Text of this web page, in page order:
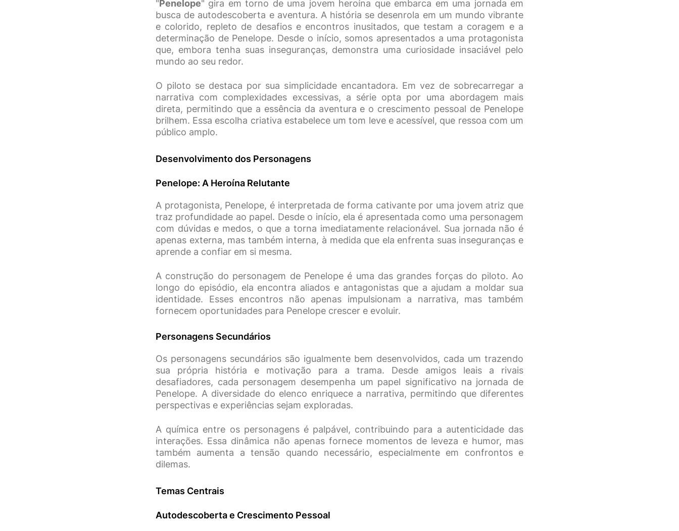
" Penelope" gira em torno de uma jovem heroína que embarca em uma jornada em
busca de autodescoberta e aventura. A história se desenrola em um mundo vibrante
e colorido, repleto de desafios e encontros inusitados, que testam a coragem e a
determinação de Penelope. Desde o início, somos apresentados a uma protagonista
que, embora tenha suas inseguranças, demonstra uma curiosidade insaciável pelo
mundo ao seu redor.
O piloto se destaca por sua simplicidade encantadora. Em vez de sobrecarregar a
narrativa com complexidades excessivas, a série opta por uma abordagem mais
direta, permitindo que a essência da aventura e o crescimento pessoal de Penelope
brilhem. Essa escolha criativa estabelece um tom leve e acessível, que ressoa com um
público amplo.
Desenvolvimento dos Personagens
Penelope: A Heroína Relutante
A protagonista, Penelope, é interpretada de forma cativante por uma jovem atriz que
traz profundidade ao papel. Desde o início, ela é apresentada como uma personagem
com dúvidas e medos, o que a torna imediatamente relacionável. Sua jornada não é
apenas externa, mas também interna, à medida que ela enfrenta suas inseguranças e
aprende a confiar em si mesma.
A construção do personagem de Penelope é uma das grandes forças do piloto. Ao
longo do episódio, ela encontra aliados e antagonistas que a ajudam a moldar sua
identidade. Esses encontros não apenas impulsionam a narrativa, mas também
fornecem oportunidades para Penelope crescer e evoluir.
Personagens Secundários
Os personagens secundários são igualmente bem desenvolvidos, cada um trazendo
sua própria história e motivação para a trama. Desde amigos leais a rivais
desafiadores, cada personagem desempenha um papel significativo na jornada de
Penelope. A diversidade do elenco enriquece a narrativa, permitindo que diferentes
perspectivas e experiências sejam exploradas.
A química entre os personagens é palpável, contribuindo para a autenticidade das
interações. Essa dinâmica não apenas fornece momentos de leveza e humor, mas
também aumenta a tensão quando necessário, especialmente em confrontos e
dilemas.
Temas Centrais
Autodescoberta e Crescimento Pessoal